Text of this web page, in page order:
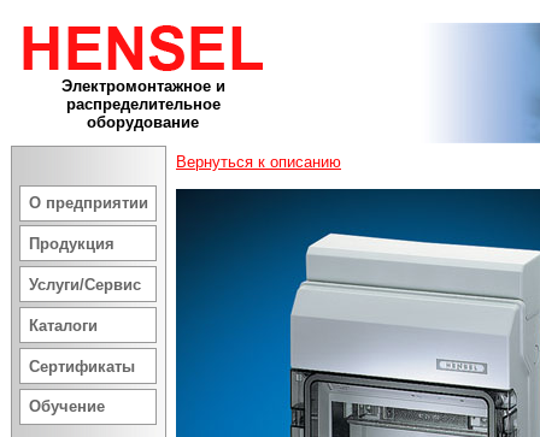
Электромонтажное и
распределительное
оборудование
О предприятии
Продукция
Услуги/Сервис
Каталоги
Сертификаты
Обучение
Вернуться к описанию